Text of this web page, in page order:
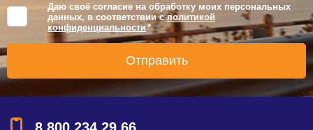
Даю своё согласие на обработку моих персональных
данных, в соответствии сполитикой
конфиденциальности *